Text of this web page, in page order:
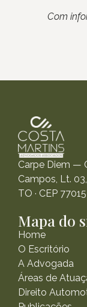
Com
Carpe Diem —
Campos, Lt.
TO · CEP
Mapa do
Home
O Escritório
A Advogada
Áreas de
Direito